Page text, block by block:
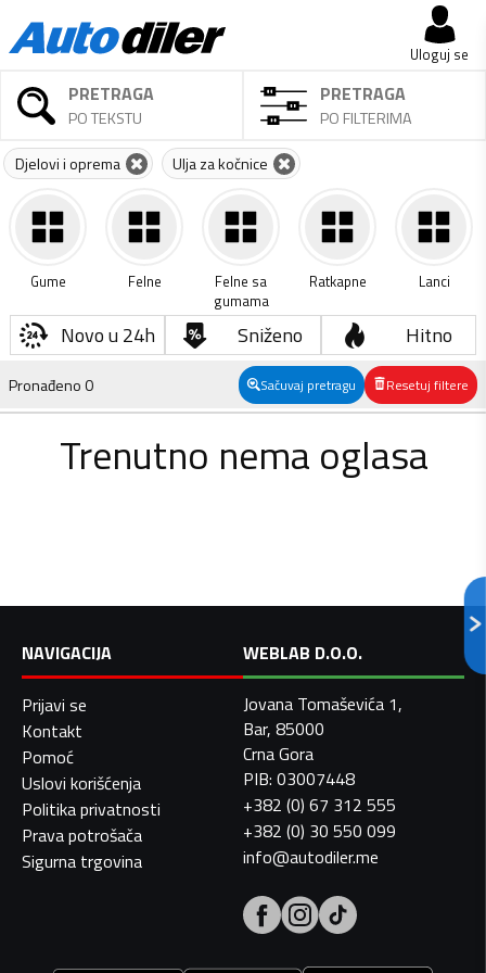
Uloguj se
PRETRAGA
PO TEKSTU
PRETRAGA
PO FILTERIMA
Djelovi i oprema Ulja za kočnice
Gume Felne
Felne sa
gumama
Ratkapne Lanci
Novo u 24h Sniženo Hitno
Pronađeno0 Sačuvaj pretragu Resetuj filtere
Trenutno nema oglasa
NAVIGACIJA
Prijavi se
Kontakt
Pomoć
Uslovi korišćenja
Politika privatnosti
Prava potrošača
Sigurna trgovina
WEBLAB D.O.O.
Jovana Tomaševića 1,
Bar, 85000
Crna Gora
PIB: 03007448
+382 (0) 67 312 555
+382 (0) 30 550 099
info@autodiler.me